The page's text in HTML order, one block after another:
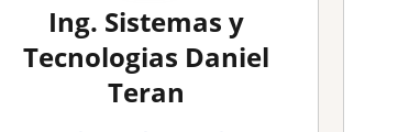
Ing. Sistemas y
Tecnologias Daniel
Teran